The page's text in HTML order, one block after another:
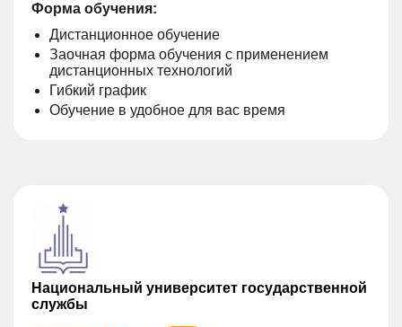
Форма обучения:
Дистанционное обучение
Заочная форма обучения с применением
дистанционных технологий
Гибкий график
Обучение в удобное для вас время
Национальный университет государственной
службы